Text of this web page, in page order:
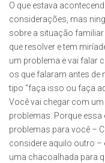
O que estava
considerações, mas
sobre a situação familiar
que resolver e tem
um problema e vai falar
os que falaram antes de
tipo “faça isso ou faça
Você vai chegar com
problemas. Porque
problemas para você –
considere aquilo outro –
uma chacoalhada para